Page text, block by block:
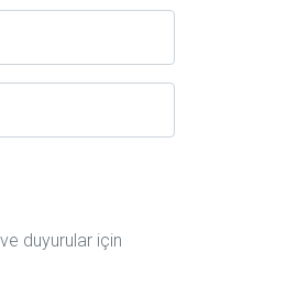
duyurular için